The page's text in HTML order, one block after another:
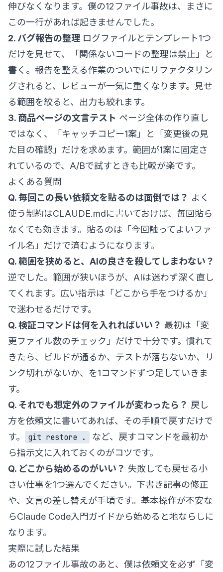
伸びなくなります。僕の12ファイル事故は、まさに
この一行があれば起きませんでした。
2. バグ報告の整理 ログファイルとテンプレート1つ
だけを見せて、「関係ないコードの整理は禁止」と
書く。報告を整える作業のついでにリファクタリン
グされると、レビューが一気に重くなります。見せ
る範囲を絞ると、出力も絞れます。
3. 商品ページの文言テスト ページ全体の作り直し
ではなく、「キャッチコピー1案」と「変更後の見
た目の確認」だけを求めます。範囲が1案に固定さ
れているので、A/Bで試すときも比較が楽です。
よくある質問
Q. 毎回この長い依頼文を貼るのは面倒では？ よく
使う制約はCLAUDE.mdに書いておけば、毎回貼ら
なくても効きます。貼るのは「今回触ってよいファ
イル名」だけで済むようになります。
Q. 範囲を狭めると、AIの良さを殺してしまわない？
逆でした。範囲が狭いほうが、AIは迷わず深く直し
てくれます。広い指示は「どこから手をつけるか」
で迷わせるだけです。
Q. 検証コマンドは何を入れればいい？ 最初は「変
更ファイル数のチェック」だけで十分です。慣れて
きたら、ビルドが通るか、テストが落ちないか、リ
ンク切れがないか、を1コマンドずつ足していきま
す。
Q. それでも想定外のファイルが変わったら？ 戻し
方を依頼文に書いてあれば、その手順で戻すだけで
す。
git restore .
など、戻すコマンドを最初か
ら指示文に入れておくのがコツです。
Q. どこから始めるのがいい？ 失敗しても戻せる小
さい仕事を1つ選んでください。下書き記事の修正
や、文言の差し替えが手頃です。基本操作が不安な
らClaude Code入門ガイドから始めると地ならしに
なります。
実際に試した結果
あの12ファイル事故のあと、僕は依頼文を必ず「変